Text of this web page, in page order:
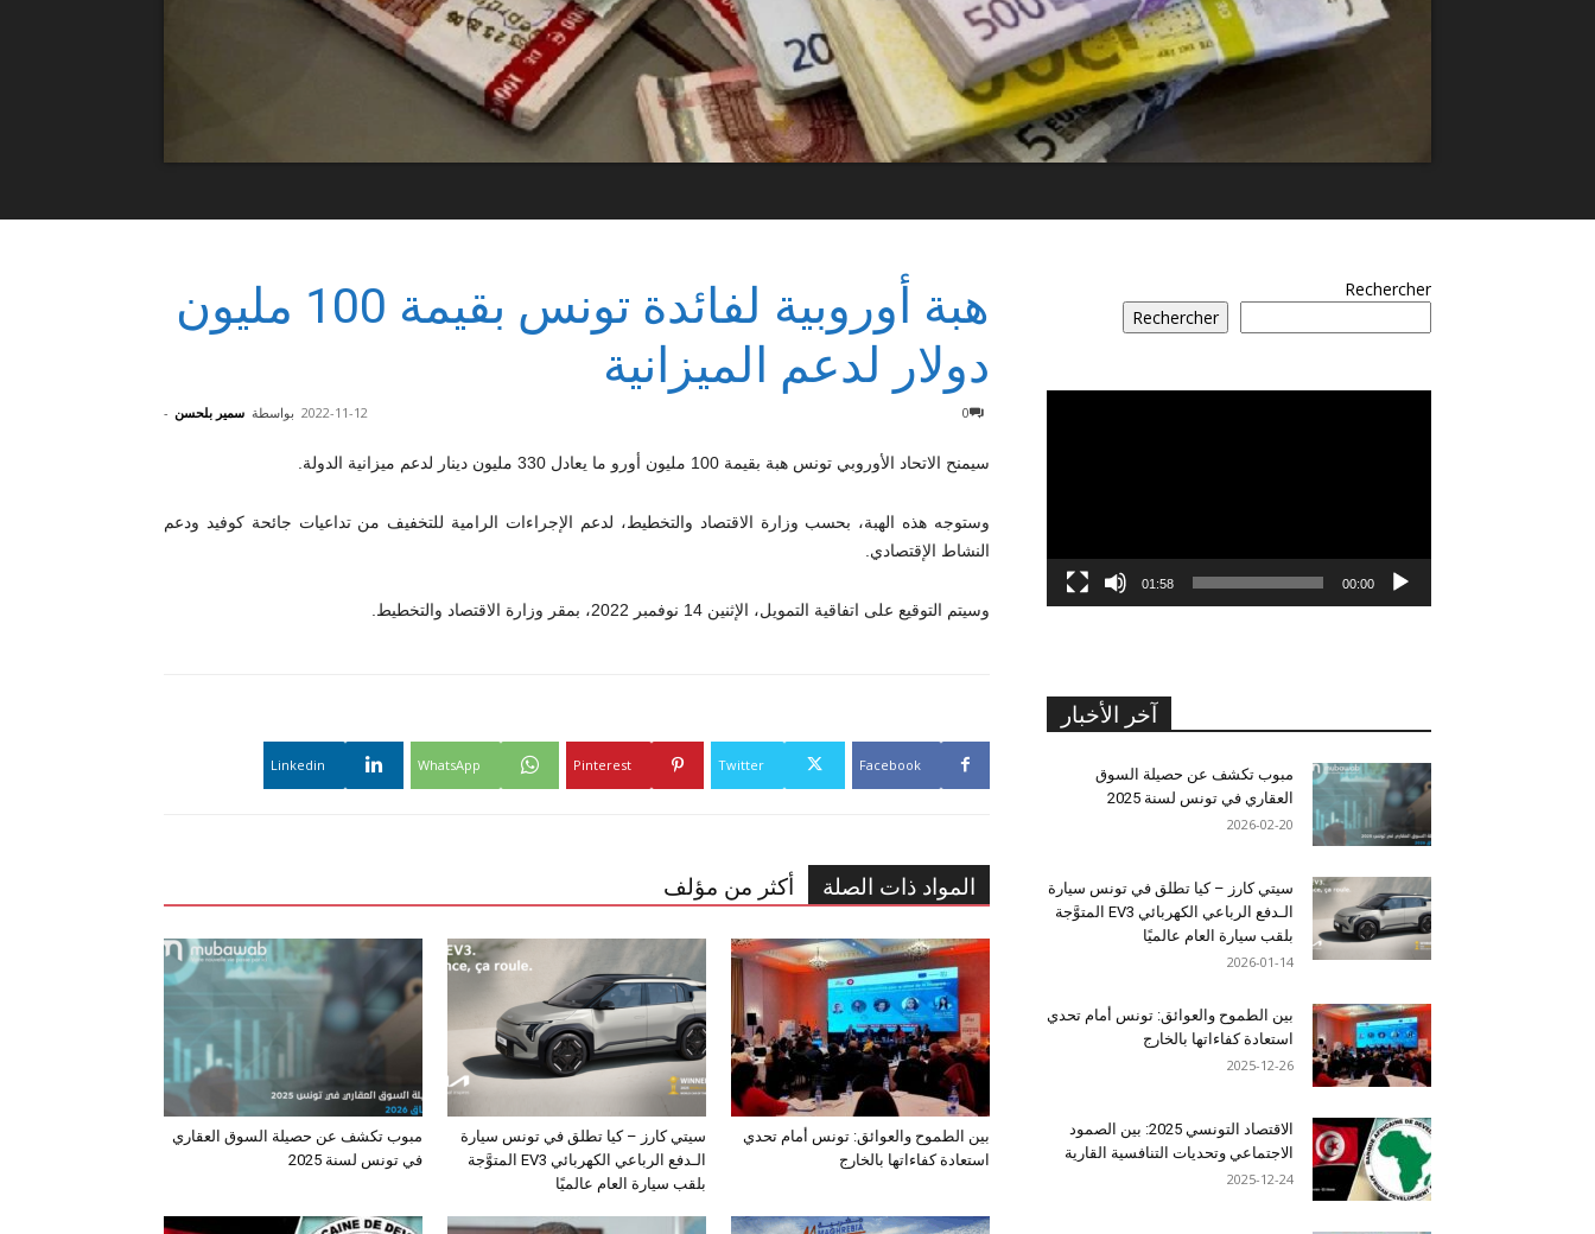
هبة أوروبية لفائدة تونس بقيمة 100 مليون
دولار لدعم الميزانية
بواسطة سمير بلحسن - 2022-11-12 0
سيمنح الاتحاد الأوروبي تونس هبة بقيمة 100 مليون أورو ما يعادل 330 مليون دينار لدعم ميزانية الدولة.
وستوجه هذه الهبة، بحسب وزارة الاقتصاد والتخطيط، لدعم الإجراءات الرامية للتخفيف من تداعيات جائحة كوفيد ودعم
النشاط الإقتصادي.
وسيتم التوقيع على اتفاقية التمويل، الإثنين 14 نوفمبر 2022، بمقر وزارة الاقتصاد والتخطيط.
Facebook
Twitter
Pinterest
WhatsApp
Linkedin
المواد ذات الصلة أكثر من مؤلف
مبوب تكشف عن حصيلة السوق العقاري
في تونس لسنة 2025
سيتي كارز – كيا تطلق في تونس سيارة
الـدفع الرباعي الكهربائي EV3 المتوَّجة
بلقب سيارة العام عالميًا
بين الطموح والعوائق: تونس أمام تحدي
استعادة كفاءاتها بالخارج
Rechercher
Rechercher
00:00
01:58
آخر الأخبار
مبوب تكشف عن حصيلة السوق
العقاري في تونس لسنة 2025
2026-02-20
سيتي كارز – كيا تطلق في تونس سيارة
الـدفع الرباعي الكهربائي EV3 المتوَّجة
بلقب سيارة العام عالميًا
2026-01-14
بين الطموح والعوائق: تونس أمام تحدي
استعادة كفاءاتها بالخارج
2025-12-26
الاقتصاد التونسي 2025: بين الصمود
الاجتماعي وتحديات التنافسية القارية
2025-12-24